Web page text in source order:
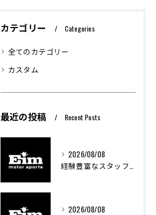
カテゴリー Categories
全てのカテゴリー
カスタム
最近の投稿 Recent Posts
2026/08/08
経験豊富なスタッフが創る車屋の魅力と技術
2026/08/08